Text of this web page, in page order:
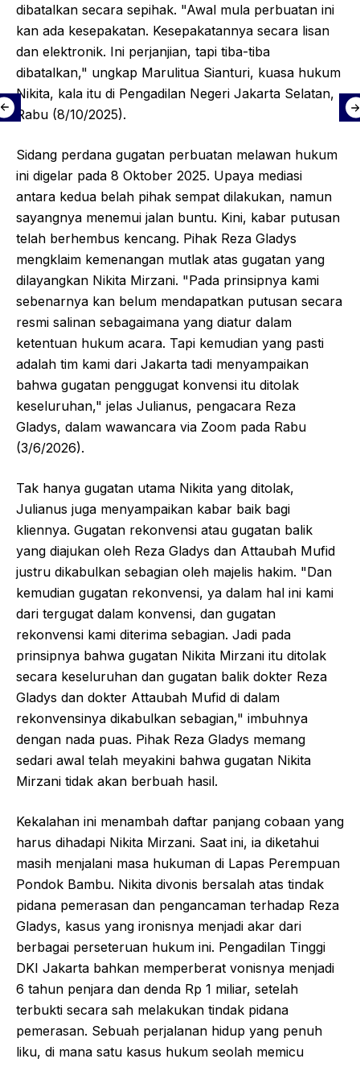
dibatalkan secara sepihak. "Awal mula perbuatan ini
kan ada kesepakatan. Kesepakatannya secara lisan
dan elektronik. Ini perjanjian, tapi tiba-tiba
dibatalkan," ungkap Marulitua Sianturi, kuasa hukum
Nikita, kala itu di Pengadilan Negeri Jakarta Selatan,
Rabu (8/10/2025).
Sidang perdana gugatan perbuatan melawan hukum
ini digelar pada 8 Oktober 2025. Upaya mediasi
antara kedua belah pihak sempat dilakukan, namun
sayangnya menemui jalan buntu. Kini, kabar putusan
telah berhembus kencang. Pihak Reza Gladys
mengklaim kemenangan mutlak atas gugatan yang
dilayangkan Nikita Mirzani. "Pada prinsipnya kami
sebenarnya kan belum mendapatkan putusan secara
resmi salinan sebagaimana yang diatur dalam
ketentuan hukum acara. Tapi kemudian yang pasti
adalah tim kami dari Jakarta tadi menyampaikan
bahwa gugatan penggugat konvensi itu ditolak
keseluruhan," jelas Julianus, pengacara Reza
Gladys, dalam wawancara via Zoom pada Rabu
(3/6/2026).
Tak hanya gugatan utama Nikita yang ditolak,
Julianus juga menyampaikan kabar baik bagi
kliennya. Gugatan rekonvensi atau gugatan balik
yang diajukan oleh Reza Gladys dan Attaubah Mufid
justru dikabulkan sebagian oleh majelis hakim. "Dan
kemudian gugatan rekonvensi, ya dalam hal ini kami
dari tergugat dalam konvensi, dan gugatan
rekonvensi kami diterima sebagian. Jadi pada
prinsipnya bahwa gugatan Nikita Mirzani itu ditolak
secara keseluruhan dan gugatan balik dokter Reza
Gladys dan dokter Attaubah Mufid di dalam
rekonvensinya dikabulkan sebagian," imbuhnya
dengan nada puas. Pihak Reza Gladys memang
sedari awal telah meyakini bahwa gugatan Nikita
Mirzani tidak akan berbuah hasil.
Kekalahan ini menambah daftar panjang cobaan yang
harus dihadapi Nikita Mirzani. Saat ini, ia diketahui
masih menjalani masa hukuman di Lapas Perempuan
Pondok Bambu. Nikita divonis bersalah atas tindak
pidana pemerasan dan pengancaman terhadap Reza
Gladys, kasus yang ironisnya menjadi akar dari
berbagai perseteruan hukum ini. Pengadilan Tinggi
DKI Jakarta bahkan memperberat vonisnya menjadi
6 tahun penjara dan denda Rp 1 miliar, setelah
terbukti secara sah melakukan tindak pidana
pemerasan. Sebuah perjalanan hidup yang penuh
liku, di mana satu kasus hukum seolah memicu